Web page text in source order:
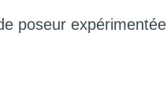
poseur expérimentée